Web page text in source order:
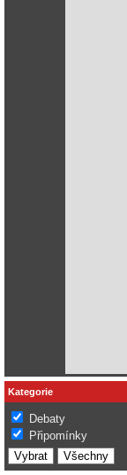
Kategorie
Debaty
Připomínky